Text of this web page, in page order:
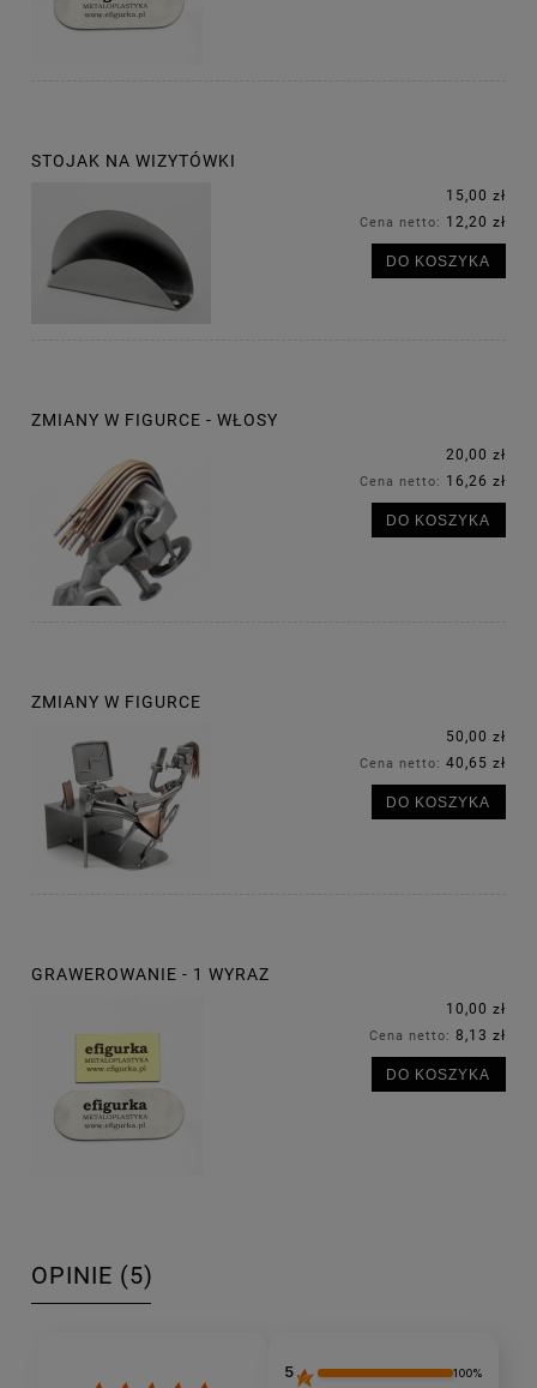
STOJAK NA WIZYTÓWKI
15,00 zł
Cena netto: 12,20 zł
DO KOSZYKA
ZMIANY W FIGURCE - WŁOSY
20,00 zł
Cena netto: 16,26 zł
DO KOSZYKA
ZMIANY W FIGURCE
50,00 zł
Cena netto: 40,65 zł
DO KOSZYKA
GRAWEROWANIE - 1 WYRAZ
10,00 zł
Cena netto: 8,13 zł
DO KOSZYKA
OPINIE (5)
5 100%